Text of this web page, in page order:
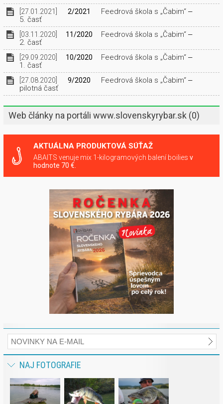
[27.01.2021] 2/2021
Feedrová škola s „Čabim“ ‒
5. časť
[03.11.2020] 11/2020
Feedrová škola s „Čabim“ ‒
2. časť
[29.09.2020] 10/2020
Feedrová škola s „Čabim“ ‒
1. časť
[27.08.2020] 9/2020
Feedrová škola s „Čabim“ ‒
pilotná časť
Web články na portáli www.slovenskyrybar.sk (0)
AKTUÁLNA PRODUKTOVÁ SÚŤAŽ
ABAITS venuje mix 1-kilogramových balení boilies v
hodnote 70 €.
NAJ FOTOGRAFIE